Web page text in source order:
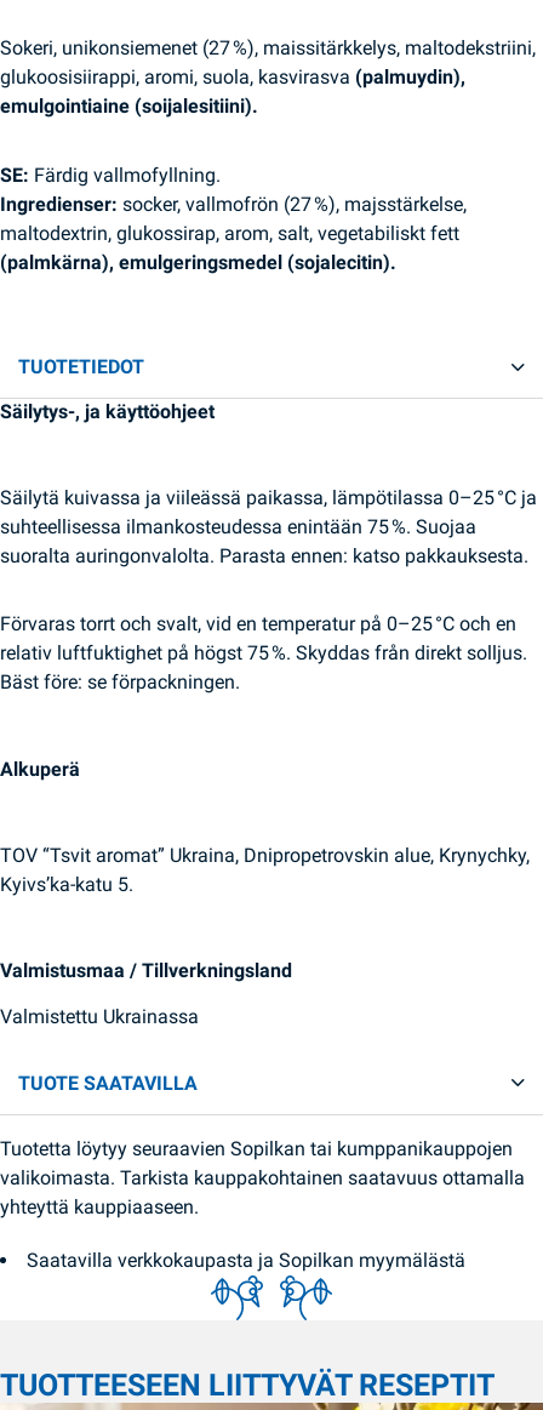
Sokeri, unikonsiemenet (27 %), maissitärkkelys, maltodekstriini,
glukoosisiirappi, aromi, suola, kasvirasva (palmuydin),
emulgointiaine (soijalesitiini).
SE: Färdig vallmofyllning.
Ingredienser: socker, vallmofrön (27 %), majsstärkelse,
maltodextrin, glukossirap, arom, salt, vegetabiliskt fett
(palmkärna), emulgeringsmedel (sojalecitin).
TUOTETIEDOT
Säilytys-, ja käyttöohjeet
Säilytä kuivassa ja viileässä paikassa, lämpötilassa 0–25 °C ja
suhteellisessa ilmankosteudessa enintään 75 %. Suojaa
suoralta auringonvalolta. Parasta ennen: katso pakkauksesta.
Förvaras torrt och svalt, vid en temperatur på 0–25 °C och en
relativ luftfuktighet på högst 75 %. Skyddas från direkt solljus.
Bäst före: se förpackningen.
Alkuperä
TOV “Tsvit aromat” Ukraina, Dnipropetrovskin alue, Krynychky,
Kyivs’ka-katu 5.
Valmistusmaa / Tillverkningsland
Valmistettu Ukrainassa
TUOTE SAATAVILLA
Tuotetta löytyy seuraavien Sopilkan tai kumppanikauppojen
valikoimasta. Tarkista kauppakohtainen saatavuus ottamalla
yhteyttä kauppiaaseen.
Saatavilla verkkokaupasta ja Sopilkan myymälästä
TUOTTEESEEN LIITTYVÄT RESEPTIT